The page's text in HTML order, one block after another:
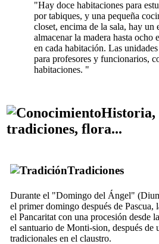
"Hay doce habitaciones para
por tabiques, y una pequeña
closet, encima de la sala, hay un
almacenar la madera hasta ocho
en cada habitación. Las
para profesores y funcionarios,
habitaciones. "
Historia,
tradiciones, flora...
Tradiciones
Durante el "Domingo del Ángel" (
el primer domingo después de Pascua,
el Pancaritat con una procesión desde
el santuario de Monti-sion, después de
tradicionales en el claustro.